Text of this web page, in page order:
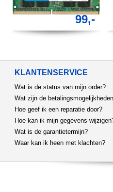
99,-
KLANTENSERVICE
Wat is de status van mijn order?
Wat zijn de
Hoe geef ik een reparatie door?
Hoe kan ik mijn gegevens
Wat is de garantietermijn?
Waar kan ik heen met klachten?